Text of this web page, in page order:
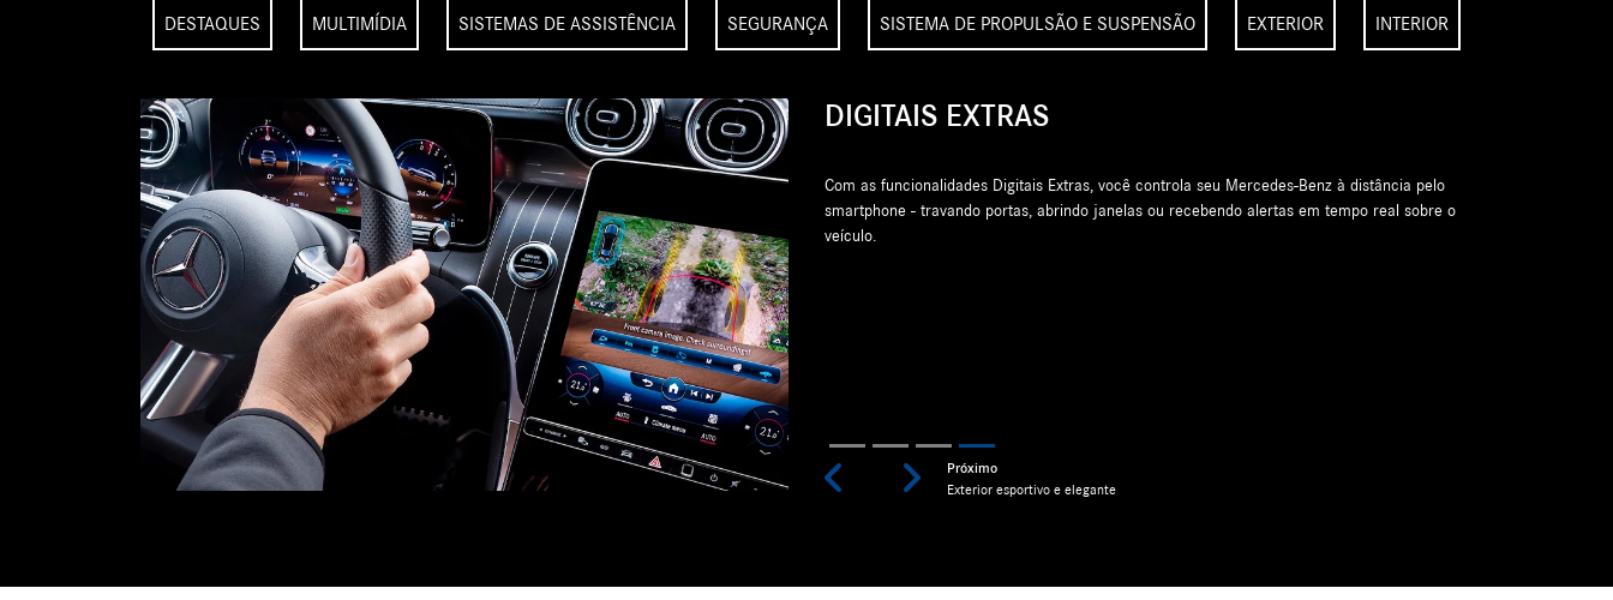
DESTAQUES MULTIMÍDIA SISTEMAS DE ASSISTÊNCIA SEGURANÇA SISTEMA DE PROPULSÃO E SUSPENSÃO EXTERIOR INTERIOR
EXTERIOR ESPORTIVO E ELEGANTE
O design combina elegância, dinamismo e espírito off-road, com proporções marcantes e
espelhos retrovisores redesenhados.
Benz à distância pelo
em tempo real sobre o
Previous Next